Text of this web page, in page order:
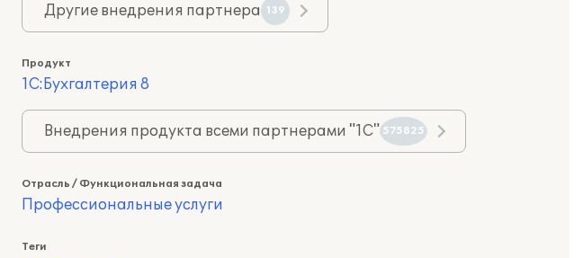
Другие внедрения партнера 139
Продукт
1С:Бухгалтерия 8
Внедрения продукта всеми партнерами "1С" 575825
Отрасль / Функциональная задача
Профессиональные услуги
Теги